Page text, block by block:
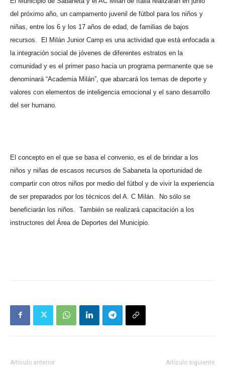
del próximo año, un campamento juvenil de fútbol para los niños y
niñas, entre los 6 y los 17 años de edad, de familias de bajos
recursos.
El Milán Junior Camp es una actividad que está enfocada a
la integración social de jóvenes de diferentes estratos en la
comunidad y es el primer paso hacia un programa permanente que se
denominará “Academia Milán”, que abarcará los temas de deporte y
valores con elementos de inteligencia emocional y el sano desarrollo
del ser humano.
El concepto en el que se basa el convenio, es el de brindar a los
niños y niñas de escasos recursos de Sabaneta la oportunidad de
compartir con otros niños por medio del fútbol y de vivir la experiencia
de ser preparados por los técnicos del A. C Milán.
No sólo se
beneficiarán los niños.
También se realizará capacitación a los
instructores del Área de Deportes del Municipio.
Artículo anterior Artículo siguiente